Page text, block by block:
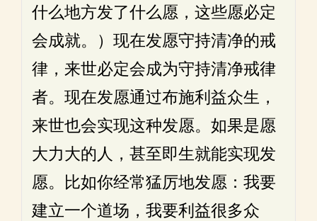
什么地方发了什么愿，这些愿必定
会成就。）现在发愿守持清净的戒
律，来世必定会成为守持清净戒律
者。现在发愿通过布施利益众生，
来世也会实现这种发愿。如果是愿
大力大的人，甚至即生就能实现发
愿。比如你经常猛厉地发愿：我要
建立一个道场，我要利益很多众